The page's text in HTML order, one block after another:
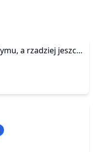
Rzadko bywa ogień bez dymu, a rzadziej jeszcze miłość bez kłopotów.